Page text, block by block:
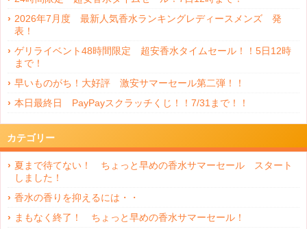
2026年7月度 最新人気香水ランキングレディースメンズ 発
表！
ゲリライベント48時間限定 超安香水タイムセール！！5日12時
まで！
早いものがち！大好評 激安サマーセール第二弾！！
本日最終日 PayPayスクラッチくじ！！7/31まで！！
カテゴリー
夏まで待てない！ ちょっと早めの香水サマーセール スタート
しました！
香水の香りを抑えるには・・
まもなく終了！ ちょっと早めの香水サマーセール！